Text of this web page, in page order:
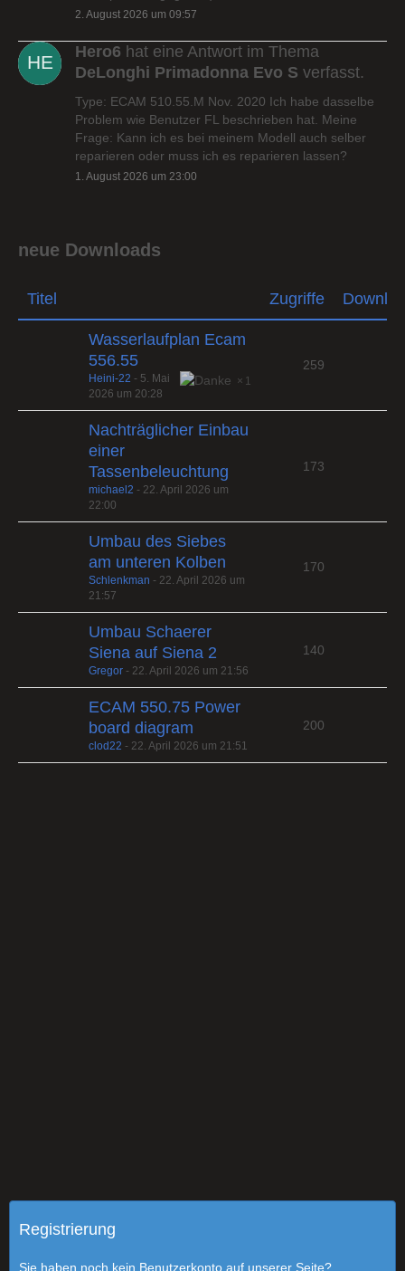
2. August 2026 um 09:57
Hero6 hat eine Antwort im Thema
DeLonghi Primadonna Evo S verfasst.
Type: ECAM 510.55.M Nov. 2020 Ich habe dasselbe
Problem wie Benutzer FL beschrieben hat. Meine
Frage: Kann ich es bei meinem Modell auch selber
reparieren oder muss ich es reparieren lassen?
1. August 2026 um 23:00
neue Downloads
Titel Zugriffe
Wasserlaufplan Ecam
556.55
1
Heini-22 - 5. Mai
2026 um 20:28
259
Nachträglicher Einbau
einer
Tassenbeleuchtung
michael2 - 22. April 2026 um
22:00
173
Umbau des Siebes
am unteren Kolben
Schlenkman - 22. April 2026 um
21:57
170
Umbau Schaerer
Siena auf Siena 2
Gregor - 22. April 2026 um 21:56
140
ECAM 550.75 Power
board diagram
clod22 - 22. April 2026 um 21:51
200
Registrierung
Sie haben noch kein Benutzerkonto auf unserer Seite?